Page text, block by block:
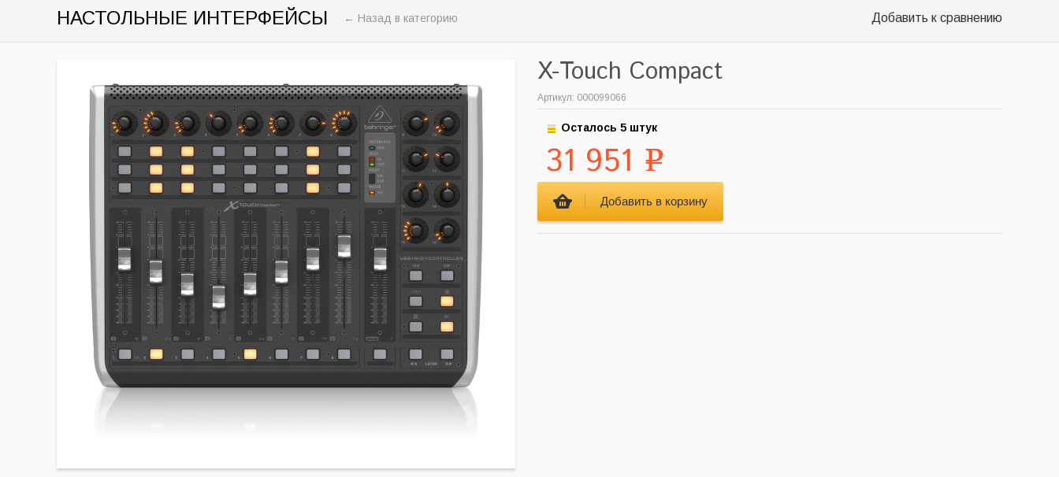
НАСТОЛЬНЫЕ ИНТЕРФЕЙСЫ ← Назад в категорию Добавить к сравнению
X-Touch Compact
Артикул: 000099066
Осталось 5 штук
31 951 Р